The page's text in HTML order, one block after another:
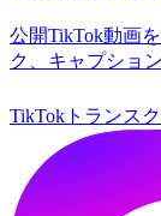
公開TikTok動画
ク、キャプショ
TikTokトランス